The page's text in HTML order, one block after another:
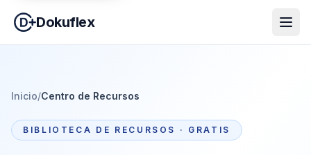
Dokuflex
Inicio/Centro de Recursos
BIBLIOTECA DE RECURSOS · GRATIS